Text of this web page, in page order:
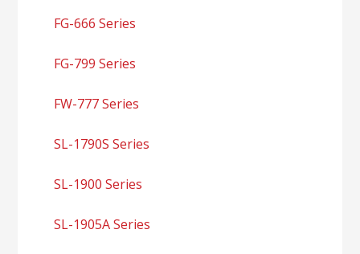
FG-666 Series
FG-799 Series
FW-777 Series
SL-1790S Series
SL-1900 Series
SL-1905A Series